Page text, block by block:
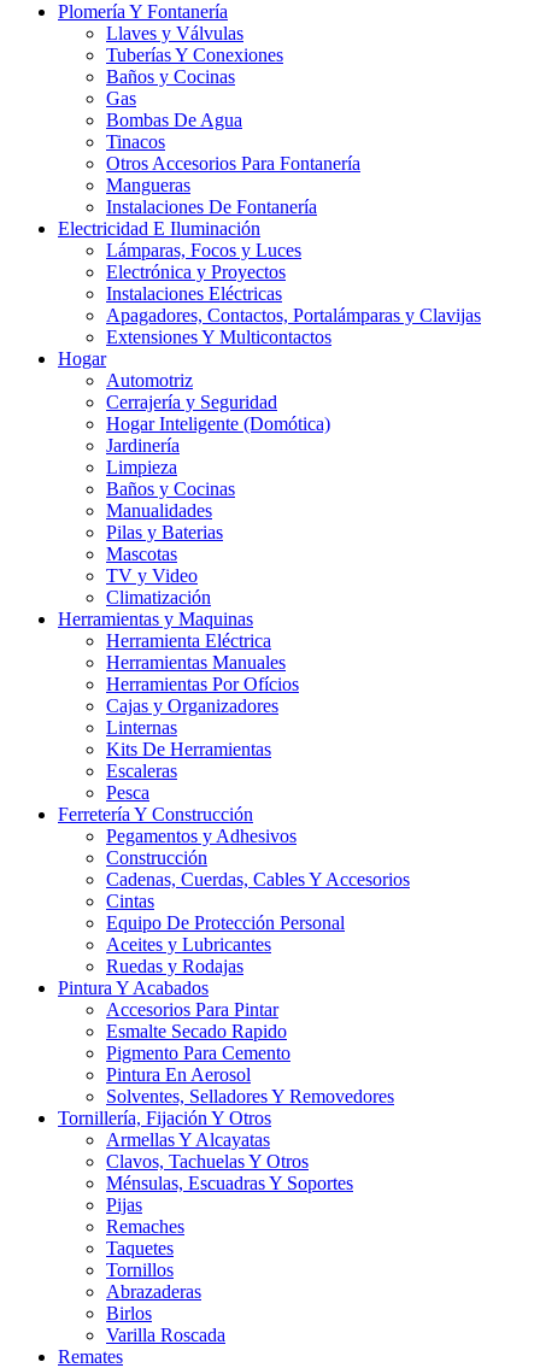
Plomería Y Fontanería
Llaves y Válvulas
Tuberías Y Conexiones
Baños y Cocinas
Gas
Bombas De Agua
Tinacos
Otros Accesorios Para Fontanería
Mangueras
Instalaciones De Fontanería
Electricidad E Iluminación
Lámparas, Focos y Luces
Electrónica y Proyectos
Instalaciones Eléctricas
Apagadores, Contactos, Portalámparas y Clavijas
Extensiones Y Multicontactos
Hogar
Automotriz
Cerrajería y Seguridad
Hogar Inteligente (Domótica)
Jardinería
Limpieza
Baños y Cocinas
Manualidades
Pilas y Baterias
Mascotas
TV y Video
Climatización
Herramientas y Maquinas
Herramienta Eléctrica
Herramientas Manuales
Herramientas Por Ofícios
Cajas y Organizadores
Linternas
Kits De Herramientas
Escaleras
Pesca
Ferretería Y Construcción
Pegamentos y Adhesivos
Construcción
Cadenas, Cuerdas, Cables Y Accesorios
Cintas
Equipo De Protección Personal
Aceites y Lubricantes
Ruedas y Rodajas
Pintura Y Acabados
Accesorios Para Pintar
Esmalte Secado Rapido
Pigmento Para Cemento
Pintura En Aerosol
Solventes, Selladores Y Removedores
Tornillería, Fijación Y Otros
Armellas Y Alcayatas
Clavos, Tachuelas Y Otros
Ménsulas, Escuadras Y Soportes
Pijas
Remaches
Taquetes
Tornillos
Abrazaderas
Birlos
Varilla Roscada
Remates